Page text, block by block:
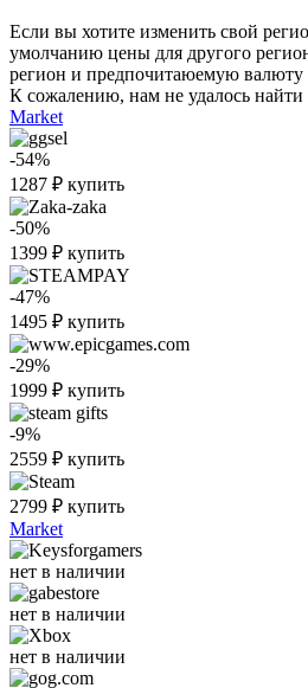
Если вы хотите изменить свой
умолчанию цены для другого
регион и предпочитаюемую валюту
К сожалению, нам не удалось
Market
-54%
1287 ₽ купить
-50%
1399 ₽ купить
-47%
1495 ₽ купить
-29%
1999 ₽ купить
-9%
2559 ₽ купить
2799 ₽ купить
Market
нет в наличии
нет в наличии
нет в наличии